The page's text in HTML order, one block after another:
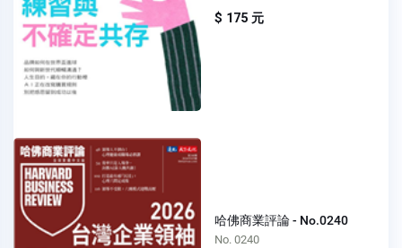
$ 175 元
哈佛商業評論 - No.0240
No. 0240